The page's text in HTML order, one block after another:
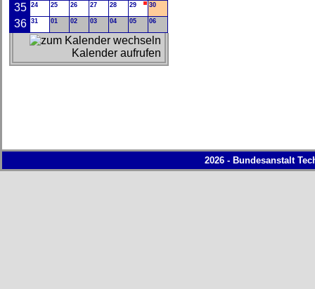
35 24 25 26 27 28 29 30
36 31 01 02 03 04 05 06
Kalender aufrufen
2026 - Bundesanstalt